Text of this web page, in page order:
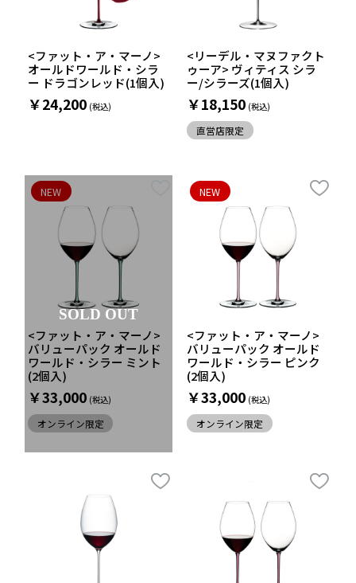
<ファット・ア・マーノ>
オールドワールド・シラ
ー ドラゴンレッド(1個入)
￥24,200
<リーデル・マヌファクト
ゥーア> ヴィティス シラ
ー/シラーズ(1個入)
￥18,150
直営店限定
<ファット・ア・マーノ>
バリューパック オールド
ワールド・シラー ミント
(2個入)
￥33,000
NEW
オンライン限定
SOLD OUT
<ファット・ア・マーノ>
バリューパック オールド
ワールド・シラー ピンク
(2個入)
￥33,000
NEW
オンライン限定